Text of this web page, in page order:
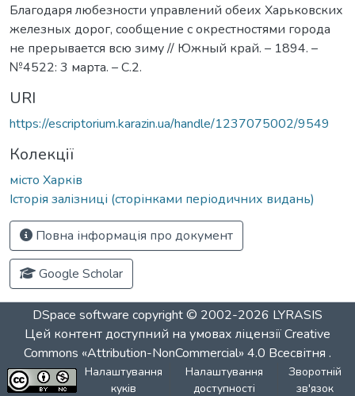
Благодаря любезности управлений обеих Харьковских
железных дорог, сообщение с окрестностями города
не прерывается всю зиму // Южный край. – 1894. –
№4522: 3 марта. – С.2.
URI
https://escriptorium.karazin.ua/handle/1237075002/9549
Колекції
місто Харків
Історія залізниці (сторінками періодичних видань)
Повна інформація про документ
Google Scholar
DSpace software copyright © 2002-2026 LYRASIS
Цей контент доступний на умовах ліцензіїCreative
Commons «Attribution-NonCommercial» 4.0 Всесвітня .
Налаштування
куків
Налаштування
доступності
Зворотній
зв'язок